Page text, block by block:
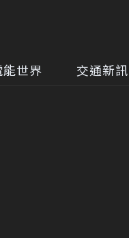
能世界 交通新訊